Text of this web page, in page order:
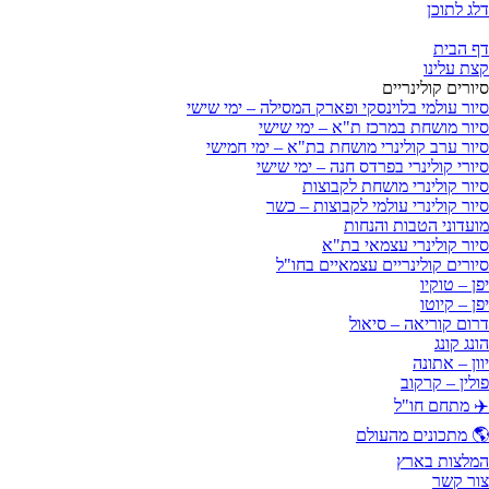
דלג לתוכן
דף הבית
קצת עלינו
סיורים קולינריים
סיור עולמי בלוינסקי ופארק המסילה – ימי שישי
סיור מושחת במרכז ת"א – ימי שישי
סיור ערב קולינרי מושחת בת"א – ימי חמישי
סיורי קולינרי בפרדס חנה – ימי שישי
סיור קולינרי מושחת לקבוצות
סיור קולינרי עולמי לקבוצות – כשר
מועדוני הטבות והנחות
סיור קולינרי עצמאי בת"א
סיורים קולינריים עצמאיים בחו"ל
יפן – טוקיו
יפן – קיוטו
דרום קוריאה – סיאול
הונג קונג
יוון – אתונה
פולין – קרקוב
✈️ מתחם חו"ל
🌎 מתכונים מהעולם
המלצות בארץ
צור קשר